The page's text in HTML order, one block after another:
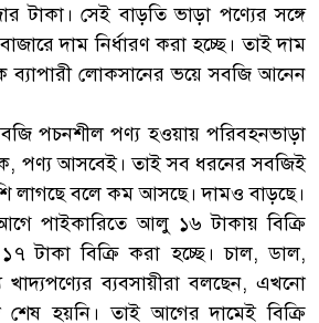
টাকা। সেই বাড়তি ভাড়া পণ্যের সঙ্গে
দাম নির্ধারণ করা হচ্ছে। তাই দাম
ব্যাপারী লোকসানের ভয়ে সবজি আনেন
পচনশীল পণ্য হওয়ায় পরিবহনভাড়া
পণ্য আসবেই। তাই সব ধরনের সবজিই
লাগছে বলে কম আসছে। দামও বাড়ছে।
পাইকারিতে আলু ১৬ টাকায় বিক্রি
টাকা বিক্রি করা হচ্ছে। চাল, ডাল,
খাদ্যপণ্যের ব্যবসায়ীরা বলছেন, এখনো
হয়নি। তাই আগের দামেই বিক্রি